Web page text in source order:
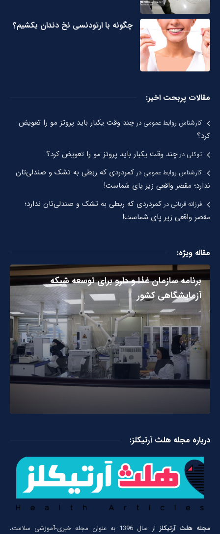
چگونه با ارتودنسی نخ دندان بکشیم؟
مقالات پربحت اخیر:
کارشناس روابط عمومیدرچند وقت یکبار باید پروتز مو را تعویض
کرد؟
توکلیدرچند وقت یکبار باید پروتز مو را تعویض کرد؟
کارشناس روابط عمومیدرکمردردی که ربطی به تشک و صندلی‌تان
ندارد؛ مقصر واقعی زیر پای شماست!
فرزانه قربانیدرکمردردی که ربطی به تشک و صندلی‌تان ندارد؛
مقصر واقعی زیر پای شماست!
مقاله ویژه:
برنامه سازمان غذا و دارو برای توسعه شبکه
آزمایشگاهی کشور
درباره مجله هلث آرتیکلز:
مجله هلث آرتیکلز از سال 1396 به عنوان مجله خبری-آموزشی سلامت،